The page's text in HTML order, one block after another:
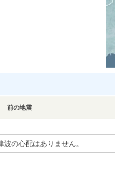
前の地震
波の心配はありません。